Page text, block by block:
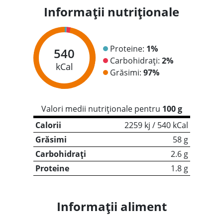
Informații nutriționale
540
kCal
Proteine: 1%
Carbohidrați: 2%
Grăsimi: 97%
Valori medii nutriționale pentru 100 g
Calorii
2259 kj / 540 kCal
Grăsimi
58 g
Carbohidrați
2.6 g
Proteine
1.8 g
Informații aliment